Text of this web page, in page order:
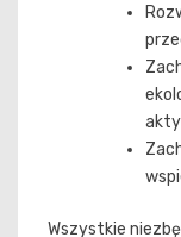
Wszystkie